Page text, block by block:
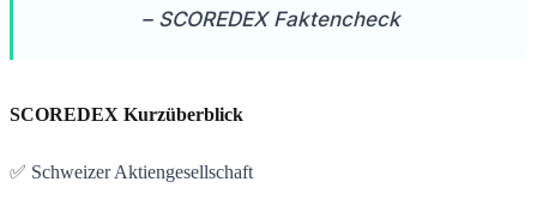
– SCOREDEX Faktencheck
SCOREDEX Kurzüberblick
✅ Schweizer Aktiengesellschaft